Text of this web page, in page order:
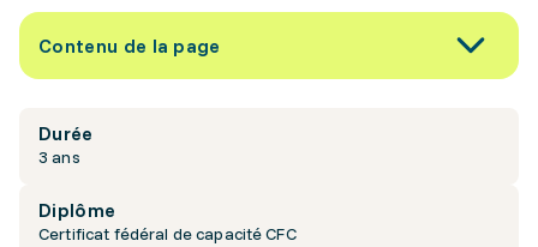
Contenu de la page
Durée
3 ans
Diplôme
Certificat fédéral de capacité CFC